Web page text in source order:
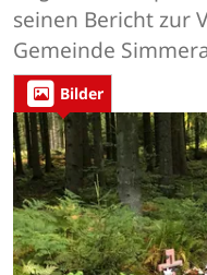
seinen Bericht zur
Gemeinde
Bilder